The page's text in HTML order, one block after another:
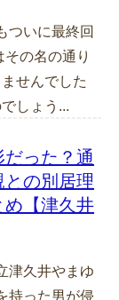
ついに最終回
の名の通り
せんでした
しょう...
った？通
の別居理
め【津久井
津久井やまゆ
持った男が侵